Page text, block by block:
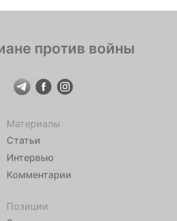
против войны
Материалы
Статьи
Интервью
Комментарии
Позиции